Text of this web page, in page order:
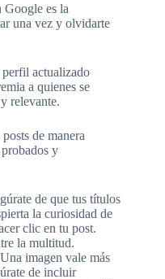
Google es la
una vez y olvidarte
perfil actualizado
a quienes se
relevante.
de manera
y
de que tus títulos
la curiosidad de
clic en tu post.
la multitud.
Una imagen vale más
de incluir